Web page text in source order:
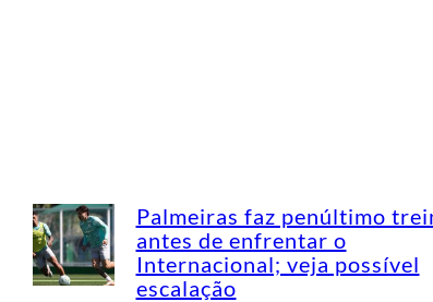
Palmeiras faz penúltimo
antes de enfrentar o
Internacional; veja possível
escalação